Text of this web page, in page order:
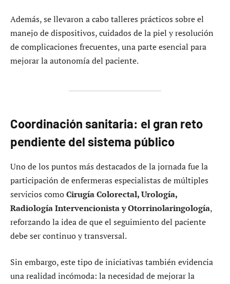
Además, se llevaron a cabo talleres prácticos sobre el
manejo de dispositivos, cuidados de la piel y resolución
de complicaciones frecuentes, una parte esencial para
mejorar la autonomía del paciente.
Coordinación sanitaria: el gran reto
pendiente del sistema público
Uno de los puntos más destacados de la jornada fue la
participación de enfermeras especialistas de múltiples
servicios comoCirugía Colorectal, Urología,
Radiología Intervencionista y Otorrinolaringología,
reforzando la idea de que el seguimiento del paciente
debe ser continuo y transversal.
Sin embargo, este tipo de iniciativas también evidencia
una realidad incómoda: la necesidad de mejorar la